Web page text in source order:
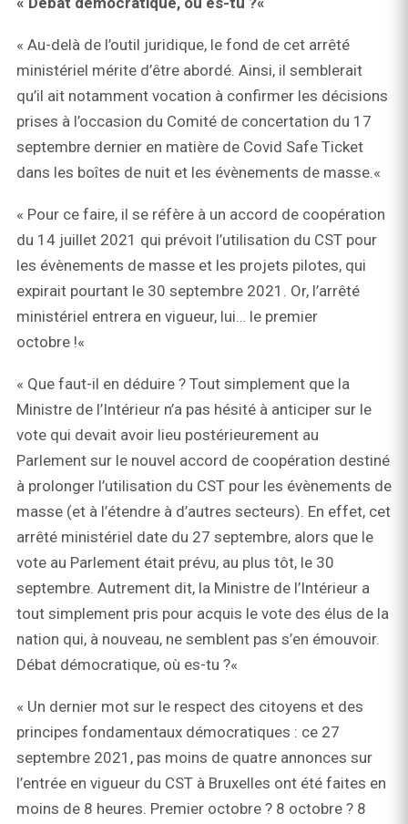
« Au-delà de l’outil juridique, le fond de cet arrêté
ministériel mérite d’être abordé. Ainsi, il semblerait
qu’il ait notamment vocation à confirmer les décisions
prises à l’occasion du Comité de concertation du 17
septembre dernier en matière de Covid Safe Ticket
dans les boîtes de nuit et les évènements de masse.«
« Pour ce faire, il se réfère à un accord de coopération
du 14 juillet 2021 qui prévoit l’utilisation du CST pour
les évènements de masse et les projets pilotes, qui
expirait pourtant le 30 septembre 2021. Or, l’arrêté
ministériel entrera en vigueur, lui… le premier
octobre !«
« Que faut-il en déduire ? Tout simplement que la
Ministre de l’Intérieur n’a pas hésité à anticiper sur le
vote qui devait avoir lieu postérieurement au
Parlement sur le nouvel accord de coopération destiné
à prolonger l’utilisation du CST pour les évènements de
masse (et à l’étendre à d’autres secteurs). En effet, cet
arrêté ministériel date du 27 septembre, alors que le
vote au Parlement était prévu, au plus tôt, le 30
septembre. Autrement dit, la Ministre de l’Intérieur a
tout simplement pris pour acquis le vote des élus de la
nation qui, à nouveau, ne semblent pas s’en émouvoir.
Débat démocratique, où es-tu ?«
« Un dernier mot sur le respect des citoyens et des
principes fondamentaux démocratiques : ce 27
septembre 2021, pas moins de quatre annonces sur
l’entrée en vigueur du CST à Bruxelles ont été faites en
moins de 8 heures. Premier octobre ? 8 octobre ? 8